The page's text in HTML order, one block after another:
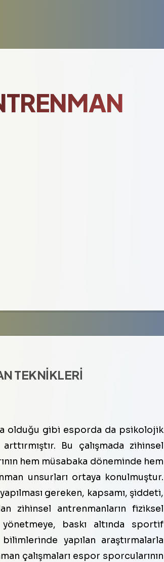
TEKNİKLERİ
olduğu gibi esporda da psikolojik
Bu çalışmada zihinsel
hem müsabaka döneminde hem
unsurları ortaya konulmuştur.
gereken, kapsamı, şiddeti,
zihinsel antrenmanların fiziksel
baskı altında sportif
yapılan araştırmalarla
çalışmaları espor sporcularının